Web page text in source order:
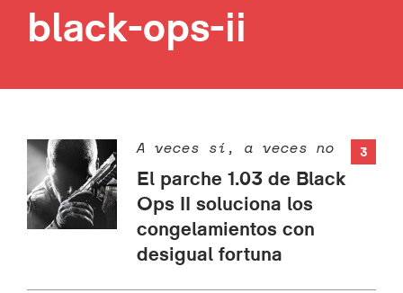
black-ops-ii
3
A veces sí, a veces no
El parche 1.03 de Black
Ops II soluciona los
congelamientos con
desigual fortuna